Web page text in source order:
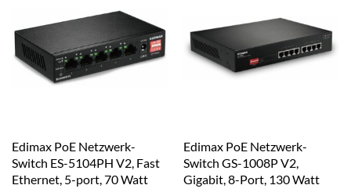
Edimax PoE Netzwerk-
Switch ES-5104PH V2, Fast
Ethernet, 5-port, 70 Watt
Edimax PoE Netzwerk-
Switch GS-1008P V2,
Gigabit, 8-Port, 130 Watt